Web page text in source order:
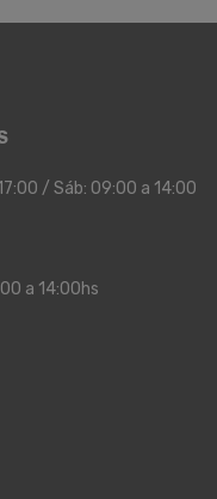
/ Sáb: 09:00 a 14:00
a 14:00hs